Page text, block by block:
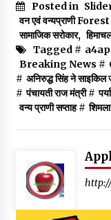
Posted in
वन एवं वन्यप्राणी
सामाजिक सरोकार,
Tagged #
Breaking News #
# अनिरुद्ध सिंह ने साइकिल
# पंचायती राज मंत्री#
वन्य प्राणी सप्ताह# शिमला